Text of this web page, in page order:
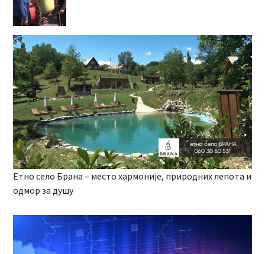
Етно село Брана – место хармоније, природних лепота и
одмор за душу